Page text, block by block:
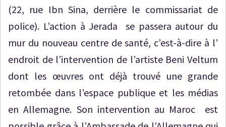
(22, rue Ibn Sina, derrière le commissariat de
police). L’action à Jerada se passera autour du
mur du nouveau centre de santé, c’est-à-dire à l’
endroit de l’intervention de l’artiste Beni Veltum
dont les œuvres ont déjà trouvé une grande
retombée dans l’espace publique et les médias
en Allemagne. Son intervention au Maroc est